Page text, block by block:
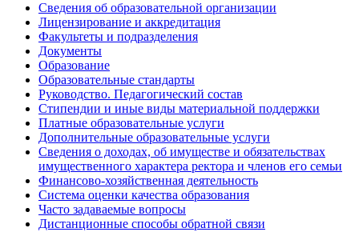
Сведения об образовательной организации
Лицензирование и аккредитация
Факультеты и подразделения
Документы
Образование
Образовательные стандарты
Руководство. Педагогический состав
Стипендии и иные виды материальной поддержки
Платные образовательные услуги
Дополнительные образовательные услуги
Сведения о доходах, об имуществе и обязательствах
имущественного характера ректора и членов его семьи
Финансово-хозяйственная деятельность
Система оценки качества образования
Часто задаваемые вопросы
Дистанционные способы обратной связи